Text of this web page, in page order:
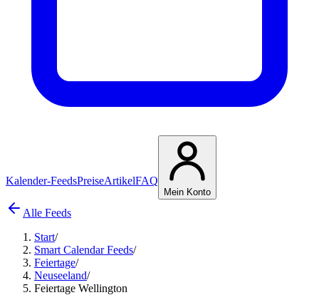
Kalender-FeedsPreiseArtikelFAQ
Mein Konto
Alle Feeds
Start/
Smart Calendar Feeds/
Feiertage/
Neuseeland/
Feiertage Wellington